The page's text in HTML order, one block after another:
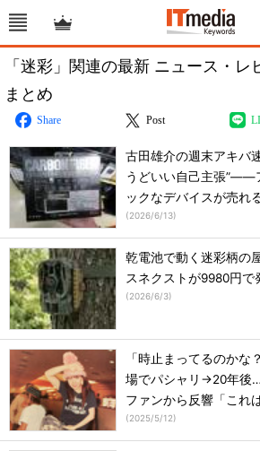
「迷彩」関連の最新 ニュース・
まとめ
Share Post
古田雄介の週末アキバ
うどいい自己主張”――
ックなデバイスが売れ
(2026/6/13)
乾電池で動く迷彩柄
スネクストが9980円で
(2026/6/3)
「時止まってるのか
場でパシャリ→20年
ファンから反響「これ
(2025/5/12)